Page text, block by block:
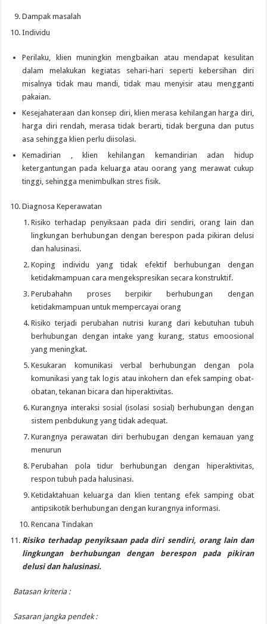
Dampak masalah
Individu
Perilaku, klien muningkin mengbaikan atau mendapat kesulitan
dalam melakukan kegiatas sehari-hari seperti kebersihan diri
misalnya tidak mau mandi, tidak mau menyisir atau mengganti
pakaian.
Kesejahateraan dan konsep diri, klien merasa kehilangan harga diri,
harga diri rendah, merasa tidak berarti, tidak berguna dan putus
asa sehingga klien perlu diisolasi.
Kemadirian , klien kehilangan kemandirian adan hidup
ketergantungan pada keluarga atau oorang yang merawat cukup
tinggi, sehingga menimbulkan stres fisik.
Diagnosa Keperawatan
Risiko terhadap penyiksaan pada diri sendiri, orang lain dan
lingkungan berhubungan dengan berespon pada pikiran delusi
dan halusinasi.
Koping individu yang tidak efektif berhubungan dengan
ketidakmampuan cara mengekspresikan secara konstruktif.
Perubahahn proses berpikir berhubungan dengan
ketidakmampuan untuk mempercayai orang
Risiko terjadi perubahan nutrisi kurang dari kebutuhan tubuh
berhubungan dengan intake yang kurang, status emoosional
yang meningkat.
Kesukaran komunikasi verbal berhubungan dengan pola
komunikasi yang tak logis atau inkohern dan efek samping obat-
obatan, tekanan bicara dan hiperaktivitas.
Kurangnya interaksi sosial (isolasi sosial) berhubungan dengan
sistem penbdukung yang tidak adequat.
Kurangnya perawatan diri berhubugan dengan kemauan yang
menurun
Perubahan pola tidur berhubungan dengan hiperaktivitas,
respon tubuh pada halusinasi.
Ketidaktahuan keluarga dan klien tentang efek samping obat
antipsikotik berhubungan dengan kurangnya informasi.
Rencana Tindakan
Risiko terhadap penyiksaan pada diri sendiri, orang lain dan
lingkungan berhubungan dengan berespon pada pikiran
delusi dan halusinasi.
Batasan kriteria :
Sasaran jangka pendek :